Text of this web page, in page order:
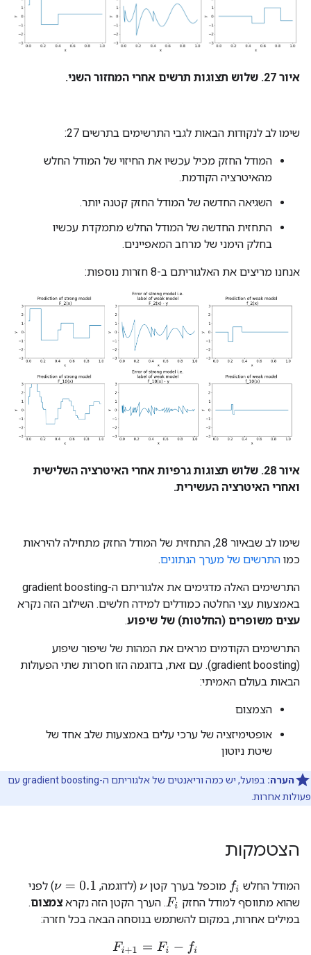
איור 27. שלוש תצוגות תרשים אחרי המחזור השני.
שימו לב לנקודות הבאות לגבי התרשימים בתרשים 27:
המודל החזק מכיל עכשיו את החיזוי של המודל החלש
מהאיטרציה הקודמת.
השגיאה החדשה של המודל החזק קטנה יותר.
התחזית החדשה של המודל החלש מתמקדת עכשיו
בחלק הימני של מרחב המאפיינים.
אנחנו מריצים את האלגוריתם ב-8 חזרות נוספות:
איור 28. שלוש תצוגות גרפיות אחרי האיטרציה השלישית
ואחרי האיטרציה העשירית.
שימו לב שבאיור 28, התחזית של המודל החזק מתחילה להיראות
כמו התרשים של מערך הנתונים.
התרשימים האלה מדגימים את אלגוריתם ה-gradient boosting
באמצעות עצי החלטה כמודלים למידה חלשים. השילוב הזה נקרא
עצים משופרים (החלטות) של שיפוע.
התרשימים הקודמים מראים את המהות של שיפור שיפוע
(gradient boosting). עם זאת, בדוגמה הזו חסרות שתי הפעולות
הבאות בעולם האמיתי:
הצמצום
אופטימיזציה של ערכי עלים באמצעות שלב אחד של
שיטת ניוטון
הערה:
בפועל, יש כמה וריאנטים של אלגוריתם ה-gradient boosting עם
פעולות אחרות.
הצטמקות
המודל החלש f מוכפל בערך קטןν (לדוגמה, ν=0.1
) לפני
שהוא מתווסף למודל החזק
Fi . הערך הקטן הזה נקראצמצום.
במילים אחרות, במקום להשתמש בנוסחה הבאה בכל חזרה:
F +1 =Fi− f